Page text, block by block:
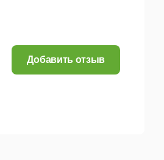
Добавить отзыв